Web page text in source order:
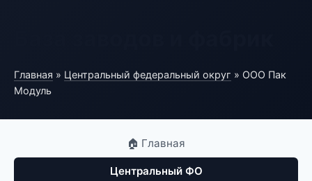
Главная » Центральный федеральный округ » ООО Пак
Модуль
🏠 Главная
Центральный ФО